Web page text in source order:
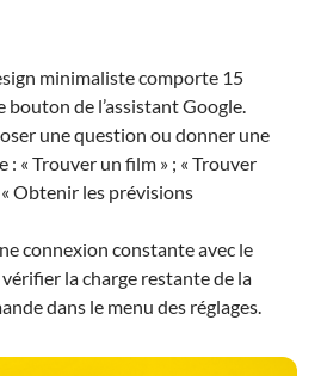
minimaliste comporte 15
bouton de l’assistant Google.
une question ou donner une
: « Trouver un film » ; « Trouver
Obtenir les prévisions
connexion constante avec le
la charge restante de la
dans le menu des réglages.